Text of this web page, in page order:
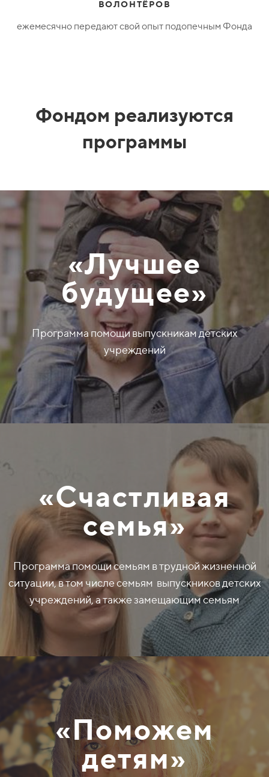
ВОЛОНТЁРОВ
ежемесячно передают свой опыт подопечным Фонда
Фондом реализуются
программы
«Лучшее
будущее»
Программа помощи выпускникам детских
учреждений
«Счастливая
семья»
Программа помощи семьям в трудной жизненной
ситуации, в том числе семьям выпускников детских
учреждений, а также замещающим семьям
«Поможем
детям»